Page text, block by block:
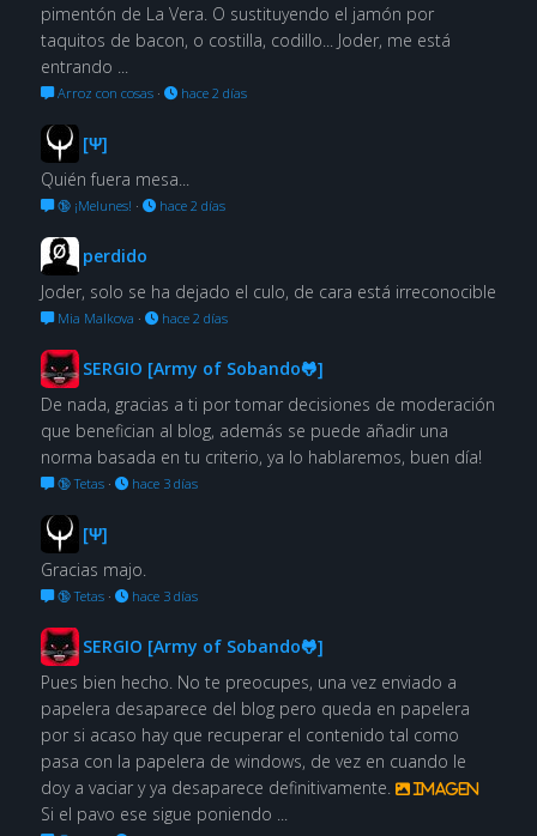
pimentón de La Vera. O sustituyendo el jamón por
taquitos de bacon, o costilla, codillo... Joder, me está
entrando ...
Arroz con cosas· hace 2 días
[Ψ]
Quién fuera mesa...
🔞 ¡Melunes! · hace 2 días
perdido
Joder, solo se ha dejado el culo, de cara está irreconocible
Mia Malkova · hace 2 días
SERGIO [Army of Sobando🐸]
De nada, gracias a ti por tomar decisiones de moderación
que benefician al blog, además se puede añadir una
norma basada en tu criterio, ya lo hablaremos, buen día!
🔞 Tetas· hace 3 días
[Ψ]
Gracias majo.
🔞 Tetas· hace 3 días
SERGIO [Army of Sobando🐸]
Pues bien hecho. No te preocupes, una vez enviado a
papelera desaparece del blog pero queda en papelera
por si acaso hay que recuperar el contenido tal como
pasa con la papelera de windows, de vez en cuando le
doy a vaciar y ya desaparece definitivamente.
Imagen
Si el pavo ese sigue poniendo ...